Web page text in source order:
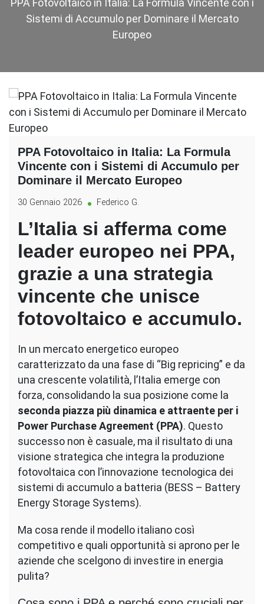
PPA Fotovoltaico in Italia: La Formula Vincente con i
Sistemi di Accumulo per Dominare il Mercato
Europeo
PPA Fotovoltaico in Italia: La Formula
Vincente con i Sistemi di Accumulo per
Dominare il Mercato Europeo
30 Gennaio 2026 Federico G.
L’Italia si afferma come
leader europeo nei PPA,
grazie a una strategia
vincente che unisce
fotovoltaico e accumulo.
In un mercato energetico europeo
caratterizzato da una fase di “Big repricing” e da
una crescente volatilità, l’Italia emerge con
forza, consolidando la sua posizione come la
seconda piazza più dinamica e attraente per i
Power Purchase Agreement (PPA). Questo
successo non è casuale, ma il risultato di una
visione strategica che integra la produzione
fotovoltaica con l’innovazione tecnologica dei
sistemi di accumulo a batteria (BESS – Battery
Energy Storage Systems).
Ma cosa rende il modello italiano così
competitivo e quali opportunità si aprono per le
aziende che scelgono di investire in energia
pulita?